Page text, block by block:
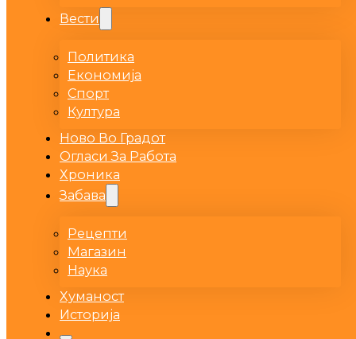
Вести
Политика
Економија
Спорт
Култура
Ново Во Градот
Огласи За Работа
Хроника
Забава
Рецепти
Магазин
Наука
Хуманост
Историја